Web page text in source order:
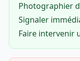
Photographier
Signaler
Faire intervenir